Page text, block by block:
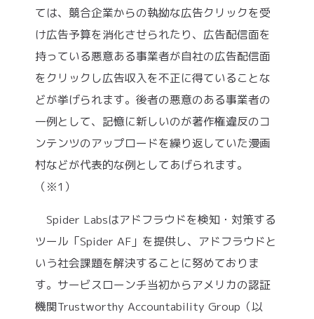
ては、競合企業からの執拗な広告クリックを受
け広告予算を消化させられたり、広告配信面を
持っている悪意ある事業者が自社の広告配信面
をクリックし広告収入を不正に得ていることな
どが挙げられます。後者の悪意のある事業者の
一例として、記憶に新しいのが著作権違反のコ
ンテンツのアップロードを繰り返していた漫画
村などが代表的な例としてあげられます。
（※1）
Spider Labsはアドフラウドを検知・対策する
ツール「Spider AF」を提供し、アドフラウドと
いう社会課題を解決することに努めておりま
す。サービスローンチ当初からアメリカの認証
機関Trustworthy Accountability Group（以